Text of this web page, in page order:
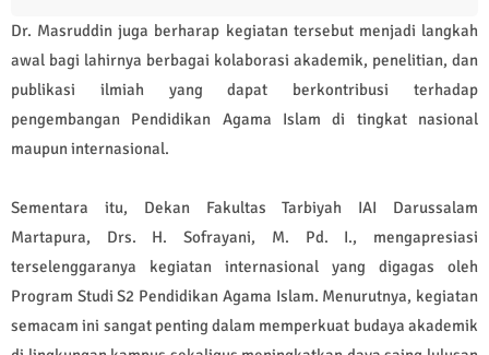
Dr. Masruddin juga berharap kegiatan tersebut menjadi langkah
awal bagi lahirnya berbagai kolaborasi akademik, penelitian, dan
publikasi ilmiah yang dapat berkontribusi terhadap
pengembangan Pendidikan Agama Islam di tingkat nasional
maupun internasional.
Sementara itu, Dekan Fakultas Tarbiyah IAI Darussalam
Martapura, Drs. H. Sofrayani, M. Pd. I., mengapresiasi
terselenggaranya kegiatan internasional yang digagas oleh
Program Studi S2 Pendidikan Agama Islam. Menurutnya, kegiatan
semacam ini sangat penting dalam memperkuat budaya akademik